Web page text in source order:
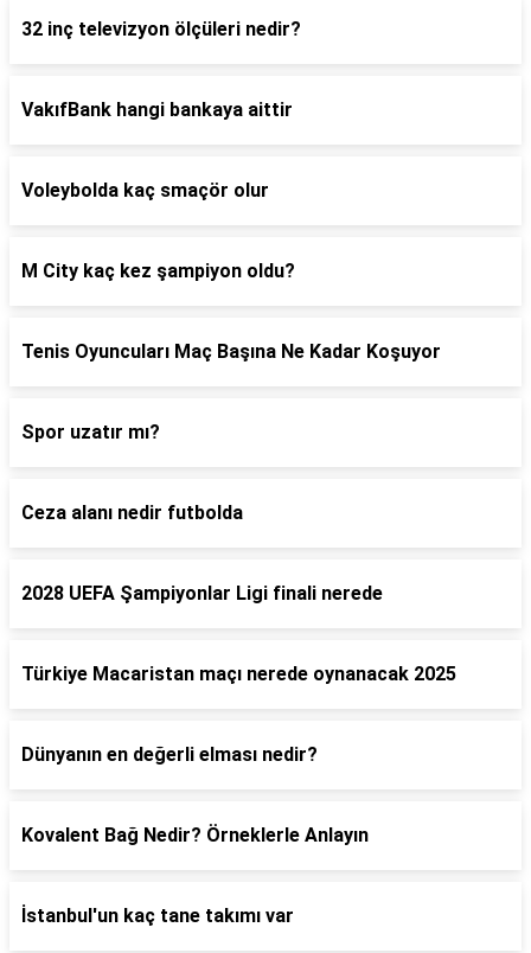
32 inç televizyon ölçüleri nedir?
VakıfBank hangi bankaya aittir
Voleybolda kaç smaçör olur
M City kaç kez şampiyon oldu?
Tenis Oyuncuları Maç Başına Ne Kadar Koşuyor
Spor uzatır mı?
Ceza alanı nedir futbolda
2028 UEFA Şampiyonlar Ligi finali nerede
Türkiye Macaristan maçı nerede oynanacak 2025
Dünyanın en değerli elması nedir?
Kovalent Bağ Nedir? Örneklerle Anlayın
İstanbul'un kaç tane takımı var